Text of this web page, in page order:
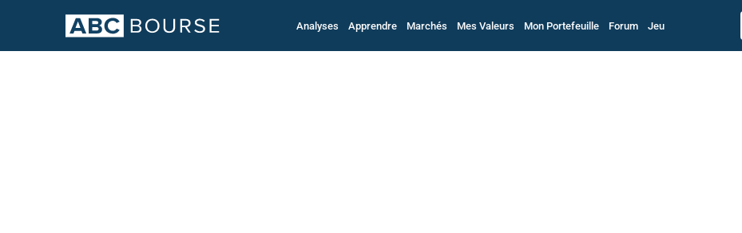
Analyses Apprendre Marchés Mes Valeurs Mon Portefeuille Forum Jeu